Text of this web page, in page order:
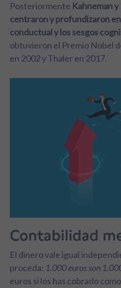
Posteriormente Kahneman
centraron y profundizaron
conductual y los sesgos
obtuvieron el Premio Nobel
en 2002 y Thaler en 2017.
Contabilidad
El dinero vale igual
proceda: 1.000 euros son
euros si los has cobrado